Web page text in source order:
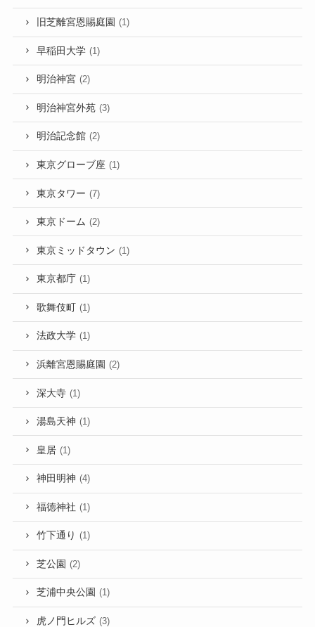
旧芝離宮恩賜庭園 (1)
早稲田大学 (1)
明治神宮 (2)
明治神宮外苑 (3)
明治記念館 (2)
東京グローブ座 (1)
東京タワー (7)
東京ドーム (2)
東京ミッドタウン (1)
東京都庁 (1)
歌舞伎町 (1)
法政大学 (1)
浜離宮恩賜庭園 (2)
深大寺 (1)
湯島天神 (1)
皇居 (1)
神田明神 (4)
福徳神社 (1)
竹下通り (1)
芝公園 (2)
芝浦中央公園 (1)
虎ノ門ヒルズ (3)